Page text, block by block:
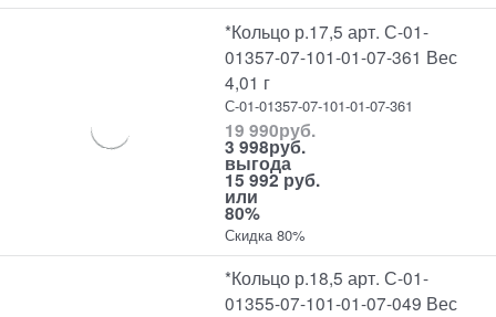
*Кольцо р.17,5 арт. С-01-
01357-07-101-01-07-361 Вес
4,01 г
С-01-01357-07-101-01-07-361
19 990руб.
3 998руб.
выгода
15 992 руб.
или
80%
Скидка 80%
*Кольцо р.18,5 арт. С-01-
01355-07-101-01-07-049 Вес